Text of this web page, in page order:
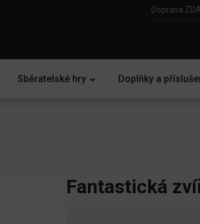
Doprava
Sběratelské hry Doplňky a
Fantastická